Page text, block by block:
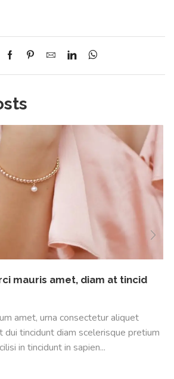
mauris amet, diam at tincid
amet, urna consectetur aliquet
dui tincidunt diam scelerisque pretium
in tincidunt in sapien...